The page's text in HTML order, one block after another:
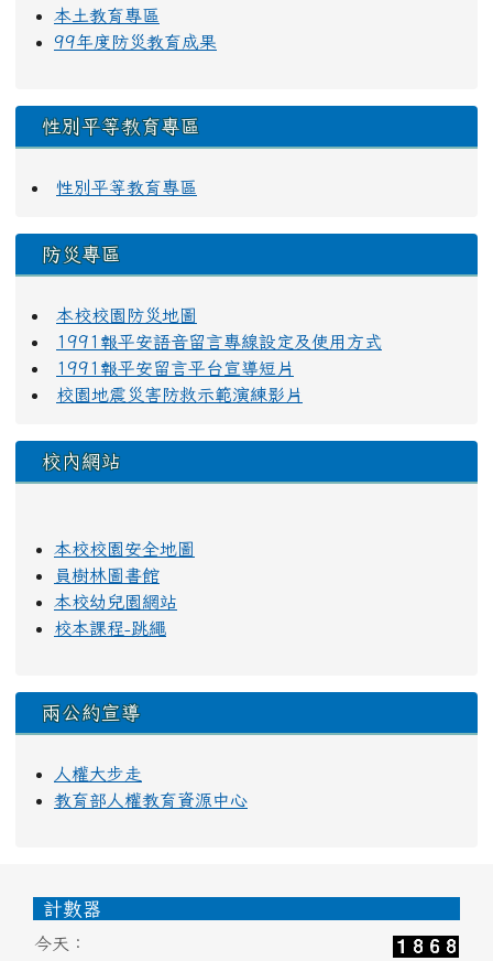
本土教育專區
99年度防災教育成果
性別平等教育專區
性別平等教育專區
防災專區
本校校園防災地圖
1991報平安語音留言專線設定及使用方式
1991報平安留言平台宣導短片
校園地震災害防救示範演練影片
校內網站
本校校園安全地圖
員樹林圖書館
本校幼兒園網站
校本課程-跳繩
兩公約宣導
人權大步走
教育部人權教育資源中心
頁尾區域內容
計數器
今天：